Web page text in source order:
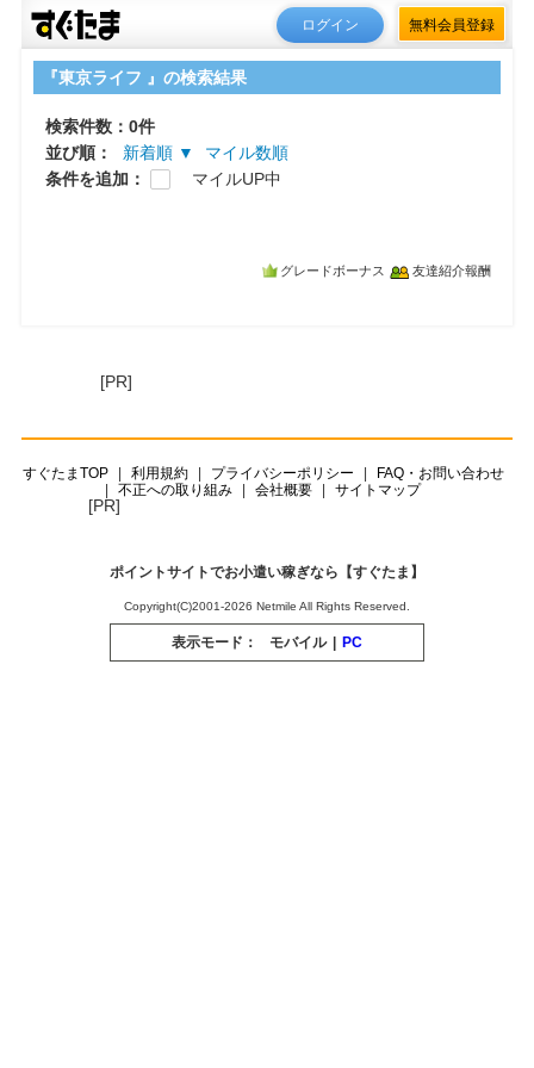
ログイン 無料会員登録
『東京ライフ 』の検索結果
検索件数：0件
並び順：
新着順 ▼
マイル数順
条件を追加：
マイルUP中
グレードボーナス 友達紹介報酬
[PR]
すぐたまTOP 利用規約 プライバシーポリシー
FAQ・お問い合わせ
不正への取り組み
会社概要 サイトマップ
[PR]
ポイントサイトでお小遣い稼ぎなら【すぐたま】
Copyright(C)2001-2026 Netmile All Rights Reserved.
表示モード： モバイル PC